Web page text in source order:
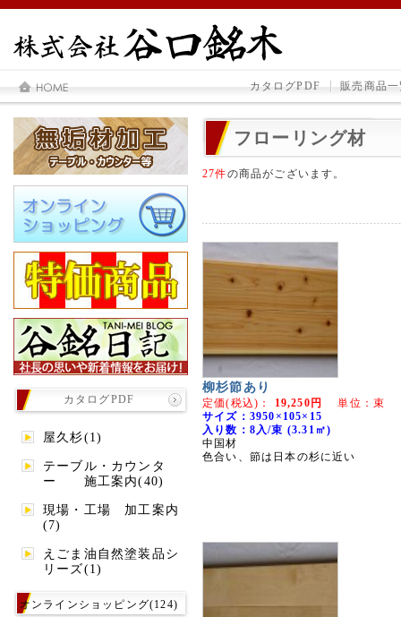
カタログPDF 販売商品
カタログPDF
屋久杉(1)
テーブル・カウンタ
ー 施工案内(40)
現場・工場 加工案内
(7)
えごま油自然塗装品シ
リーズ(1)
オンラインショッピング(124)
フローリング材
27件の商品がございます。
柳杉節あり
定価(税込)： 19,250円
単位：束
サイズ：3950×105×15
入り数：8入/束 (3.31㎡)
中国材
色合い、節は日本の杉に近い